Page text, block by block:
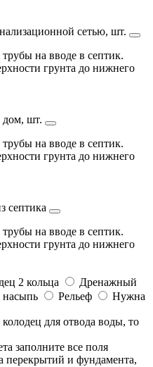
сетью, шт.
на вводе в септик.
грунта до нижнего
дом, шт.
на вводе в септик.
грунта до нижнего
септика
на вводе в септик.
грунта до нижнего
2 кольца
Дренажный
насыпь Рельеф
Нужна
для отвода воды, то
заполните все поля
перекрытий и фундамента,